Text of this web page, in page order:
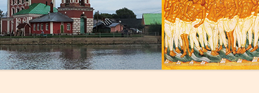
ЧТЕНИЕ
ПОВЕДЕНИИ ХРИСТИАНИНА
ЛИТУРГИЯ
ПРЕЖДЕОСВЯЩЕННЫХ ДАРОВ
РЕСУРСЫ
АЗБУКА ВЕРЫ
ЕФРЕМА СИРИНА
ВЕЛИКИЙ О
РАСПИСАНИЕ БОГОСЛУЖЕНИЙ